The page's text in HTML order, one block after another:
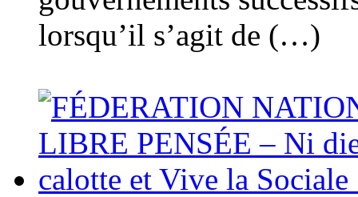
lorsqu’il s’agit de (…)